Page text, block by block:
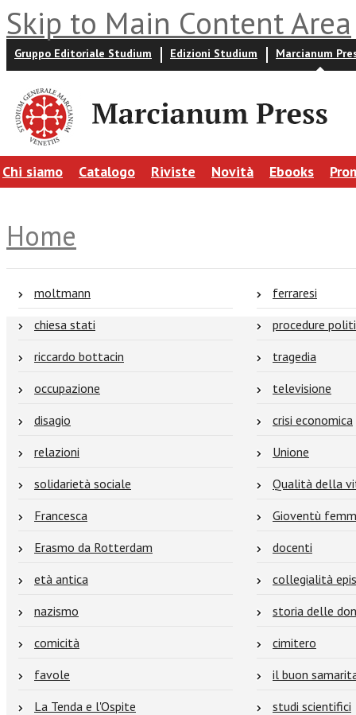
Skip to Main Content Area
Gruppo Editoriale Studium Edizioni Studium Marcianum
Chi siamo Catalogo Riviste Novità Ebooks
Home
moltmann
ferraresi
chiesa stati
procedure
riccardo bottacin
tragedia
occupazione
televisione
disagio
crisi economica
relazioni
Unione
solidarietà sociale
Qualità della
Francesca
Gioventù
Erasmo da Rotterdam
docenti
età antica
collegialità
nazismo
storia delle
comicità
cimitero
favole
il buon
La Tenda e l'Ospite
studi scientifici